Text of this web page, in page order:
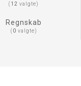
( 12 valgte)
Regnskab
( 0 valgte)